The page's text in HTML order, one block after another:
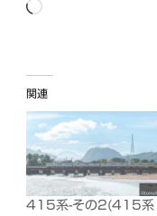
読
み
中…
関連
415系-その2(415系